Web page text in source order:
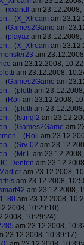
(xxandl am 23.12.2008,
(X_Xtream am
(Games2Game am
(playaz am 23.12.2008,
(X_Xtream am
monster23 am
am 23.12.2008,
plotti am 23.12.2008,
(Games2Game am
(plotti am
(Roli am 23.12.2008,
(plotti am
(fstingl2 am
(Games2Game am
(Roli am
(Srv-02 am
(Mr L am
Denton am
Madler am 23.12.2008,
am 23.12.2008,
am 23.12.2008,
am 23.12.2008,
10:29:10)
10:29:24)
am 23.12.2008,
23.12.2008, 10:39:17)